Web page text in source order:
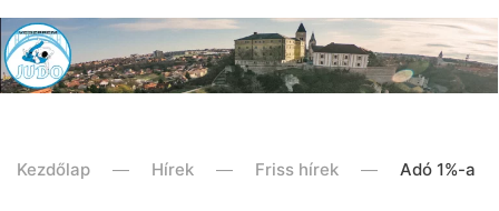
Kezdőlap Hírek Friss hírek Adó 1%-a